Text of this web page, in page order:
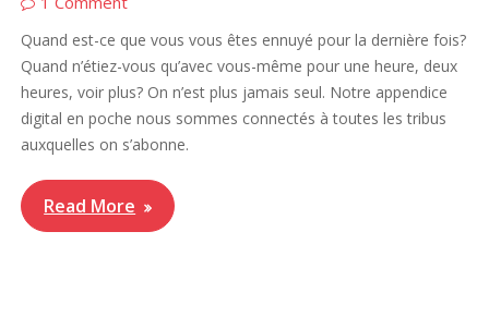
Quand est-ce que vous vous êtes ennuyé pour la dernière fois?
Quand n’étiez-vous qu’avec vous-même pour une heure, deux
heures, voir plus? On n’est plus jamais seul. Notre appendice
digital en poche nous sommes connectés à toutes les tribus
auxquelles on s’abonne.
Read More